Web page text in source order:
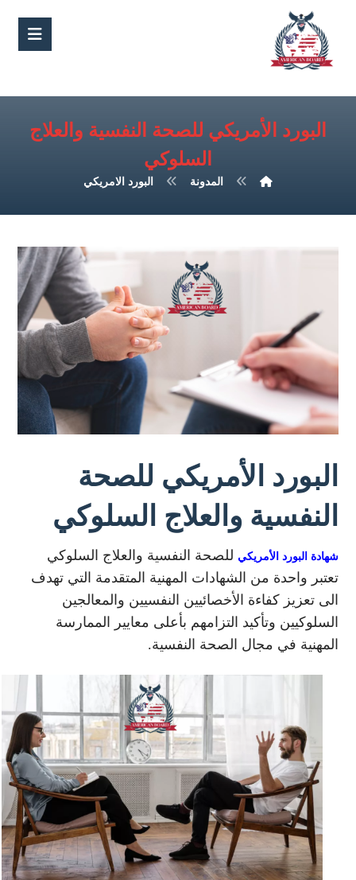
البورد الأمريكي للصحة النفسية والعلاج
السلوكي
المدونة البورد الامريكي
البورد الأمريكي للصحة
النفسية والعلاج السلوكي
شهادة البورد الأمريكي للصحة النفسية والعلاج السلوكي
تعتبر واحدة من الشهادات المهنية المتقدمة التي تهدف
الى تعزيز كفاءة الأخصائيين النفسيين والمعالجين
السلوكيين وتأكيد التزامهم بأعلى معايير الممارسة
المهنية في مجال الصحة النفسية.